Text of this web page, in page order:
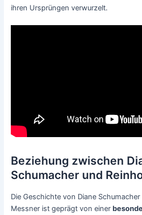
ihren Ursprüngen verwurzelt.
Beziehung zwischen
Schumacher und
Die Geschichte von Diane
Messner ist geprägt von einer